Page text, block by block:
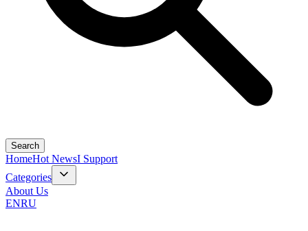
Search
HomeHot NewsI Support
Categories
About Us
ENRU